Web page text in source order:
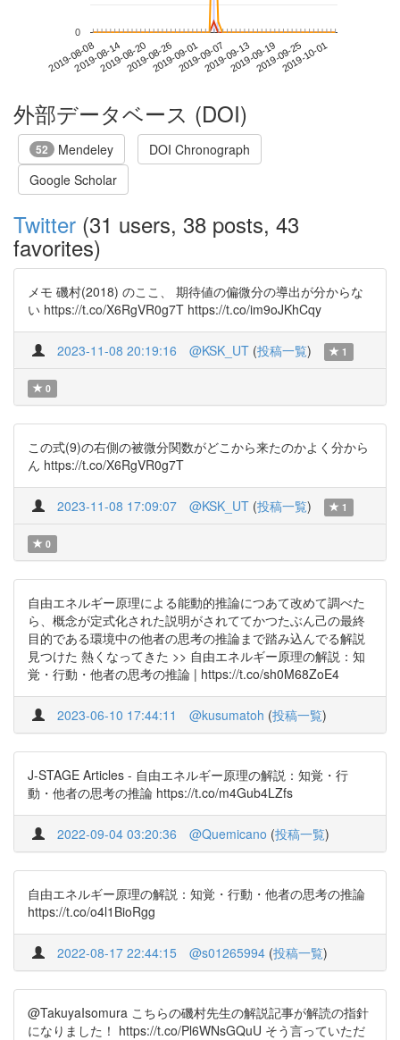
2019-08-082019-08-142019-08-202019-08-262019-09-012019-09-072019-09-132019-09-192019-09-252019-10-01
0
外部データベース (DOI)
52 Mendeley
DOI Chronograph
Google Scholar
Twitter (31 users, 38 posts, 43
favorites)
メモ 磯村(2018) のここ、 期待値の偏微分の導出が分からな
い https://t.co/X6RgVR0g7T https://t.co/im9oJKhCqy
2023-11-08 20:19:16 @KSK_UT (投稿一覧) 1
0
この式(9)の右側の被微分関数がどこから来たのかよく分から
ん https://t.co/X6RgVR0g7T
2023-11-08 17:09:07 @KSK_UT (投稿一覧) 1
0
自由エネルギー原理による能動的推論につあて改めて調べた
ら、概念が定式化された説明がされててかつたぶん己の最終
目的である環境中の他者の思考の推論まで踏み込んでる解説
見つけた 熱くなってきた >> 自由エネルギー原理の解説：知
覚・行動・他者の思考の推論 | https://t.co/sh0M68ZoE4
2023-06-10 17:44:11 @kusumatoh (投稿一覧)
J-STAGE Articles - 自由エネルギー原理の解説：知覚・行
動・他者の思考の推論 https://t.co/m4Gub4LZfs
2022-09-04 03:20:36 @Quemicano (投稿一覧)
自由エネルギー原理の解説：知覚・行動・他者の思考の推論
https://t.co/o4l1BioRgg
2022-08-17 22:44:15 @s01265994 (投稿一覧)
@TakuyaIsomura こちらの磯村先生の解説記事が解読の指針
になりました！ https://t.co/Pl6WNsGQuU そう言っていただ